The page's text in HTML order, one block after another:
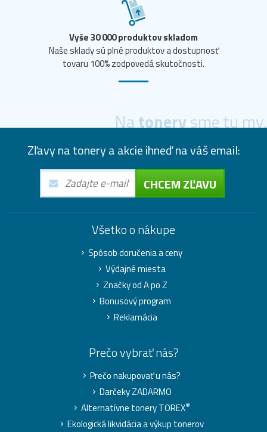
Vyše 30 000 produktov skladom
Naše sklady sú plné produktov a dostupnosť
tovaru 100% zodpovedá skutočnosti.
Natonerysme tu my.
Zľavy na tonery a akcie ihneď na váš email:
CHCEM ZĽAVU
Všetko o nákupe
Spôsob doručenia a ceny
Výdajné miesta
Značky od A po Z
Bonusový program
Reklamácia
Prečo vybrať nás?
Prečo nakupovať u nás?
Darčeky ZADARMO
Alternatívne tonery TOREX®
Ekologická likvidácia a výkup tonerov